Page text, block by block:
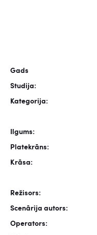
Gads
Studija:
Kategorija:
Ilgums:
Platekrāns:
Krāsa:
Režisors:
Scenārija autors:
Operators: